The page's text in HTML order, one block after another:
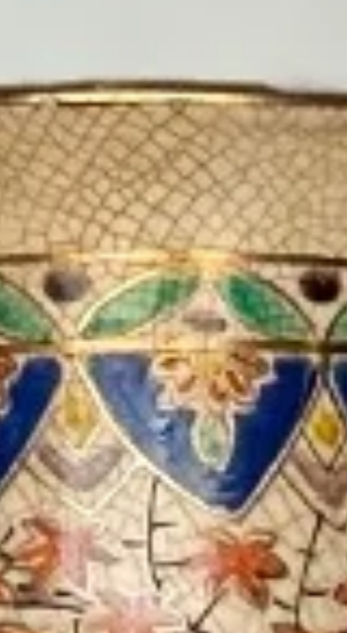
ョップ #高価買取 #出張査定 #中古品